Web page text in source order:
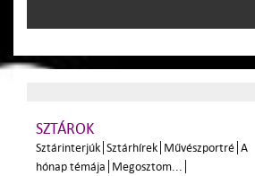
SZTÁROK
Sztárinterjúk Sztárhírek Művészportré A
hónap témája Megosztom...